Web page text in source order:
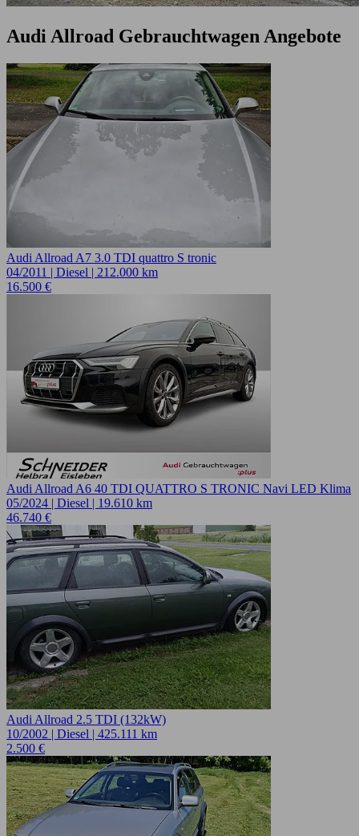
Audi Allroad Gebrauchtwagen Angebote
Audi Allroad A7 3.0 TDI quattro S tronic
04/2011 | Diesel | 212.000 km
16.500 €
Audi Allroad A6 40 TDI QUATTRO S TRONIC Navi LED Klima
05/2024 | Diesel | 19.610 km
46.740 €
Audi Allroad 2.5 TDI (132kW)
10/2002 | Diesel | 425.111 km
2.500 €